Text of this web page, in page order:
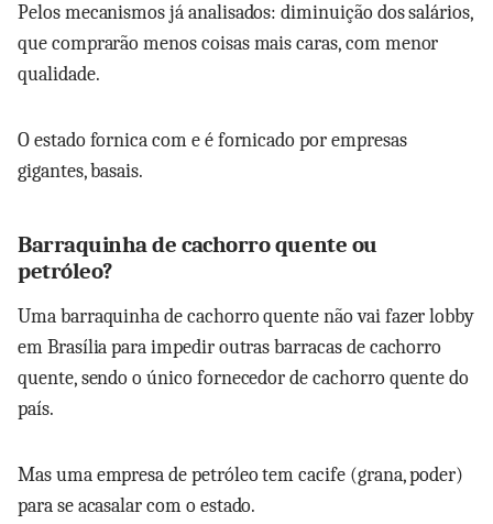
Pelos mecanismos já analisados: diminuição dos salários,
que comprarão menos coisas mais caras, com menor
qualidade.
O estado fornica com e é fornicado por empresas
gigantes, basais.
Barraquinha de cachorro quente ou
petróleo?
Uma barraquinha de cachorro quente não vai fazer lobby
em Brasília para impedir outras barracas de cachorro
quente, sendo o único fornecedor de cachorro quente do
país.
Mas uma empresa de petróleo tem cacife (grana, poder)
para se acasalar com o estado.